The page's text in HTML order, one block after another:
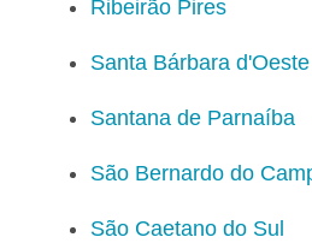
Ribeirão Pires
Santa Bárbara d'Oeste
Santana de Parnaíba
São Bernardo do
São Caetano do Sul